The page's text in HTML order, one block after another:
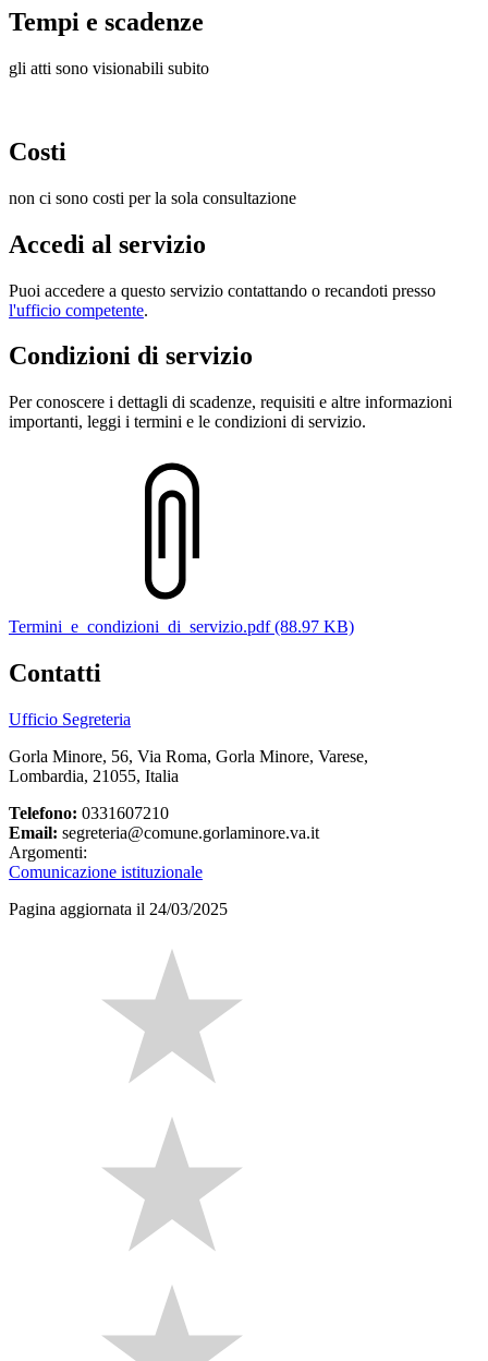
Tempi e scadenze
gli atti sono visionabili subito
Costi
non ci sono costi per la sola consultazione
Accedi al servizio
Puoi accedere a questo servizio contattando o recandoti presso
l'ufficio competente.
Condizioni di servizio
Per conoscere i dettagli di scadenze, requisiti e altre informazioni
importanti, leggi i termini e le condizioni di servizio.
Termini_e_condizioni_di_servizio.pdf (88.97 KB)
Contatti
Ufficio Segreteria
Gorla Minore, 56, Via Roma, Gorla Minore, Varese,
Lombardia, 21055, Italia
Telefono: 0331607210
Email: segreteria@comune.gorlaminore.va.it
Argomenti:
Comunicazione istituzionale
Pagina aggiornata il 24/03/2025